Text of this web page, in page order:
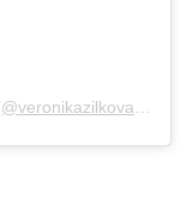
Príspevok, ktorý zdieľa Veronika Zilkova ? (@veronikazilkovazilkova)